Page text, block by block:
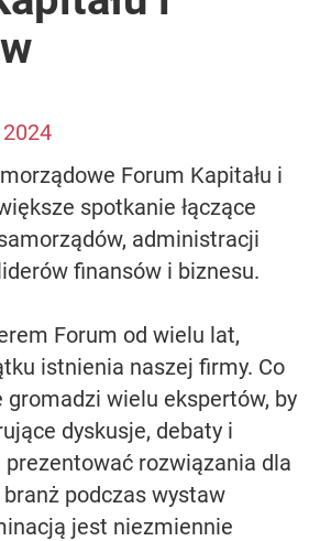
Forum Kapitału i
spotkanie łączące
administracji
finansów i biznesu.
Forum od wielu lat,
istnienia naszej firmy. Co
gromadzi wielu ekspertów, by
dyskusje, debaty i
prezentować rozwiązania dla
podczas wystaw
jest niezmiennie